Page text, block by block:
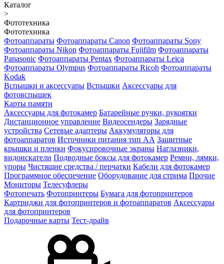
Каталог
>
Фототехника
Фототехника
Фотоаппараты Фотоаппараты Canon Фотоаппараты Sony
Фотоаппараты Nikon Фотоаппараты Fujifilm Фотоаппараты
Panasonic Фотоаппараты Pentax Фотоаппараты Leica
Фотоаппараты Olympus Фотоаппараты Ricoh Фотоаппараты
Kodak
Вспышки и аксессуары Вспышки Аксессуары для
фотовспышек
Карты памяти
Аксессуары для фотокамер Батарейные ручки, рукоятки
Дистанционное управление Видеосендеры Зарядные
устройства Сетевые адаптеры Аккумуляторы для
фотоаппаратов Источники питания тип АА Защитные
крышки и пленки Фокусировочные экраны Наглазники,
видоискатели Подводные боксы для фотокамер Ремни, лямки,
упоры Чистящие средства / перчатки Кабели для фотокамер
Программное обеспечение Оборудование для стрима Прочие
Мониторы Телесуфлеры
Фотопечать Фотопринтеры Бумага для фотопринтеров
Картриджи для фотопринтеров и фотоаппаратов Аксессуары
для фотопринтеров
Подарочные карты Тест-драйв